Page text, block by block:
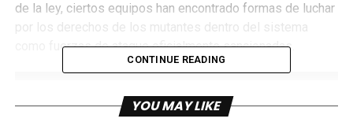
de la ley, ciertos equipos han encontrado formas de luchar
por los derechos de los mutantes dentro del sistema
como fuerzas de ataque oficialmente sancionadas.
CONTINUE READING
YOU MAY LIKE